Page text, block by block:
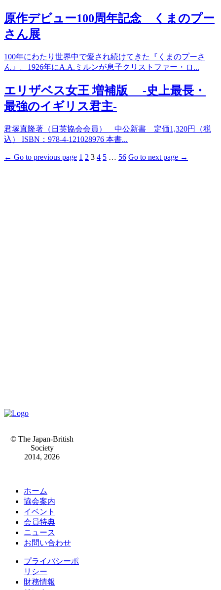
原作デビュー100周年記念 くまのプー
さん展
100年にわたり世界中で愛され続けてきた『くまのプーさ
ん』。1926年にA.A.ミルンが息子クリストファー・ロ...
エリザベス女王 増補版 -史上最長・
最強のイギリス君主-
君塚直隆著（日英協会会員） 中公新書 定価1,320円（税
込） ISBN：978-4-121028976 本書...
← Go to previous page 1 2 3 4 5 … 56 Go to next page →
© The Japan-British
Society
2014, 2026
ホーム
協会案内
イベント
会員特典
ニュース
お問い合わせ
プライバシーポ
リシー
財務情報